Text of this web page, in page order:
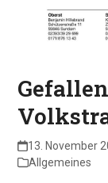
13. November
Allgemeines